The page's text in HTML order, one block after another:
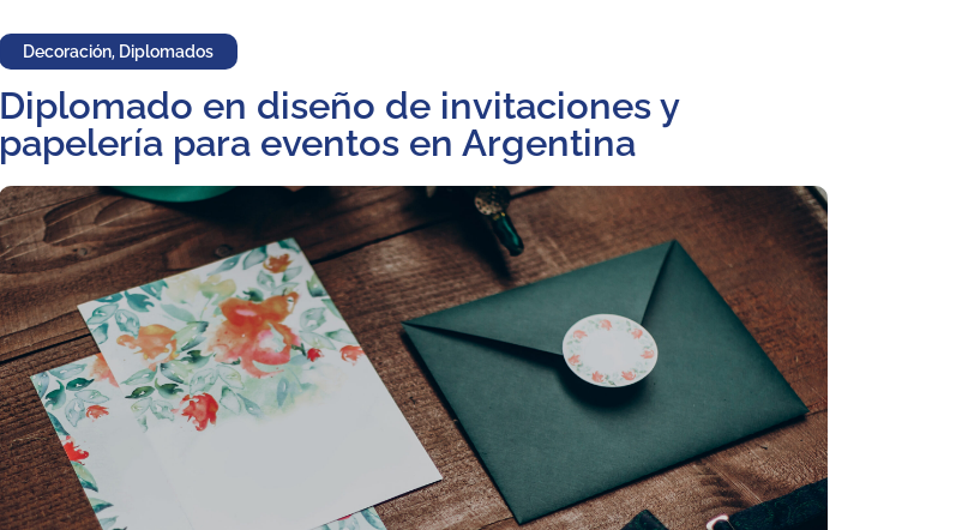
Decoración, Diplomados
Diplomado en diseño de invitaciones y
papelería para eventos en Argentina